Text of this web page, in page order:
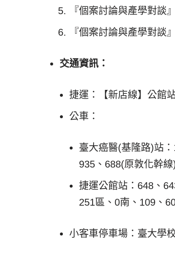
『個案討論與產學對談
『個案討論與產學對談
交通資訊：
捷運：【新店線】公館
公車：
臺大癌醫(基隆路)站
935、688(原敦化幹
捷運公館站：648、
251區、0南、109、
小客車停車場：臺大學